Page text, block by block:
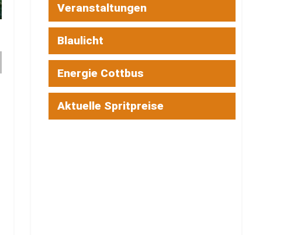
Veranstaltungen
Blaulicht
Energie Cottbus
Aktuelle Spritpreise